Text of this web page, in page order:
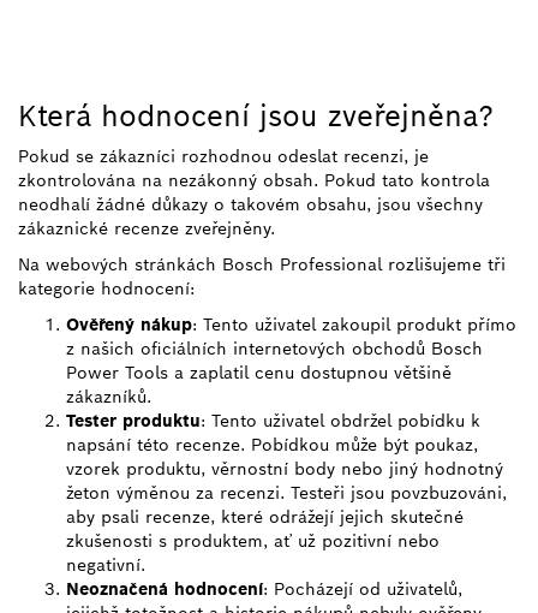
Která hodnocení jsou zveřejněna?
Pokud se zákazníci rozhodnou odeslat recenzi, je
zkontrolována na nezákonný obsah. Pokud tato kontrola
neodhalí žádné důkazy o takovém obsahu, jsou všechny
zákaznické recenze zveřejněny.
Na webových stránkách Bosch Professional rozlišujeme tři
kategorie hodnocení:
Ověřený nákup: Tento uživatel zakoupil produkt přímo
z našich oficiálních internetových obchodů Bosch
Power Tools a zaplatil cenu dostupnou většině
zákazníků.
Tester produktu: Tento uživatel obdržel pobídku k
napsání této recenze. Pobídkou může být poukaz,
vzorek produktu, věrnostní body nebo jiný hodnotný
žeton výměnou za recenzi. Testeři jsou povzbuzováni,
aby psali recenze, které odrážejí jejich skutečné
zkušenosti s produktem, ať už pozitivní nebo
negativní.
Neoznačená hodnocení: Pocházejí od uživatelů,